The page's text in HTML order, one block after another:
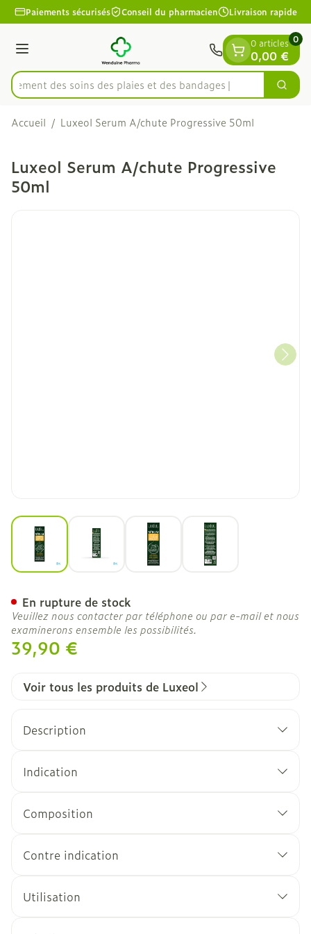
Aller au contenu
1 de 1
Paiements sécurisés Conseil du pharmacien Livraison rapide
Menu
Rechercherdes soins des plaies et des bandages
0 articles
0,00 €
0
Accueil / Luxeol Serum A/chute Progressive 50ml
Luxeol Serum A/chute Progressive
50ml
View larger imageView larger imageView larger imageView larger image
39,90 €
En rupture de stock
Veuillez nous contacter par téléphone ou par e-mail et nous
examinerons ensemble les possibilités.
Voir tous les produits de Luxeol
Description
Indication
Composition
Contre indication
Utilisation